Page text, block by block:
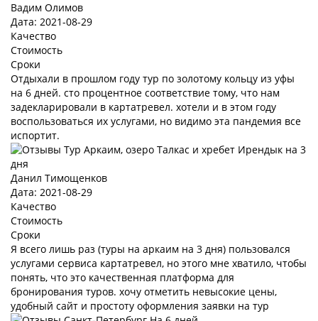
Вадим Олимов
Дата: 2021-08-29
Качество
Стоимость
Сроки
Отдыхали в прошлом году тур по золотому кольцу из уфы
на 6 дней. сто процентное соответствие тому, что нам
задекларировали в картатревел. хотели и в этом году
воспользоваться их услугами, но видимо эта пандемия все
испортит.
Данил Тимощенков
Дата: 2021-08-29
Качество
Стоимость
Сроки
Я всего лишь раз (туры на аркаим на 3 дня) пользовался
услугами сервиса картатревел, но этого мне хватило, чтобы
понять, что это качественная платформа для
бронирования туров. хочу отметить невысокие цены,
удобный сайт и простоту оформления заявки на тур